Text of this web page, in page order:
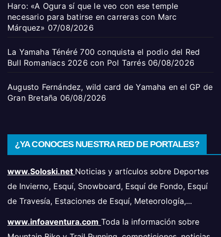
Haro: «A Ogura sí que le veo con ese temple
necesario para batirse en carreras con Marc
Márquez» 07/08/2026
La Yamaha Ténéré 700 conquista el podio del Red
Bull Romaniacs 2026 con Pol Tarrés 06/08/2026
Augusto Fernández, wild card de Yamaha en el GP de
Gran Bretaña 06/08/2026
¿YA CONOCES NUESTRA RED DE PORTALES?
www.Soloski.net Noticias y artículos sobre Deportes
de Invierno, Esquí, Snowboard, Esquí de Fondo, Esquí
de Travesía, Estaciones de Esquí, Meteorología,...
www.infoaventura.com Toda la información sobre